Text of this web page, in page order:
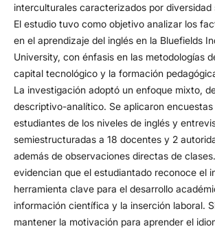
interculturales caracterizados por diversidad
El estudio tuvo como objetivo analizar los
en el aprendizaje del inglés en la Bluefields
University, con énfasis en las metodologías
capital tecnológico y la formación
La investigación adoptó un enfoque mixto,
descriptivo-analítico. Se aplicaron
estudiantes de los niveles de inglés y
semiestructuradas a 18 docentes y 2
además de observaciones directas de
evidencian que el estudiantado reconoce el
herramienta clave para el desarrollo
información científica y la inserción laboral.
mantener la motivación para aprender el